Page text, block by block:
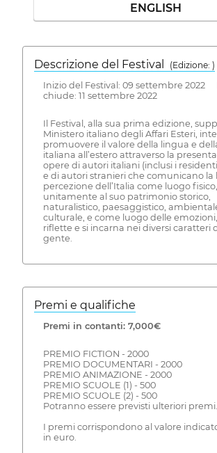
ENGLISH
Descrizione del Festival
( Edizione: )
Inizio del Festival: 09 settembre 2022
chiude: 11 settembre 2022
Il Festival, alla sua prima edizione,
Ministero italiano degli Affari Esteri,
promuovere il valore della lingua e
italiana all’estero attraverso la
opere di autori italiani (inclusi i residenti
e di autori stranieri che comunicano la
percezione dell’Italia come luogo fisico,
unitamente al suo patrimonio storico,
naturalistico, paesaggistico,
culturale, e come luogo delle
riflette e si incarna nei diversi caratteri
gente.
Premi e qualifiche
Premi in contanti: 7,000€
PREMIO FICTION - 2000
PREMIO DOCUMENTARI - 2000
PREMIO ANIMAZIONE - 2000
PREMIO SCUOLE (1) - 500
PREMIO SCUOLE (2) - 500
Potranno essere previsti ulteriori premi.
I premi corrispondono al valore
in euro.